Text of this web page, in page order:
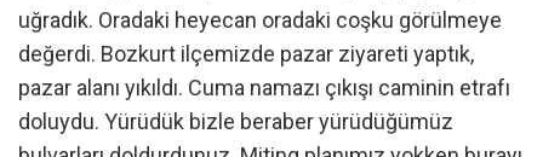
uğradık. Oradaki heyecan oradaki coşku görülmeye
değerdi. Bozkurt ilçemizde pazar ziyareti yaptık,
pazar alanı yıkıldı. Cuma namazı çıkışı caminin etrafı
doluydu. Yürüdük bizle beraber yürüdüğümüz